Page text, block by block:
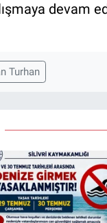
devam
Turhan